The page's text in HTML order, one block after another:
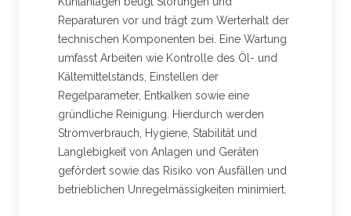
Reparaturen vor und trägt zum Werterhalt der
technischen Komponenten bei. Eine Wartung
umfasst Arbeiten wie Kontrolle des Öl- und
Kältemittelstands, Einstellen der
Regelparameter, Entkalken sowie eine
gründliche Reinigung. Hierdurch werden
Stromverbrauch, Hygiene, Stabilität und
Langlebigkeit von Anlagen und Geräten
gefördert sowie das Risiko von Ausfällen und
betrieblichen Unregelmässigkeiten minimiert.